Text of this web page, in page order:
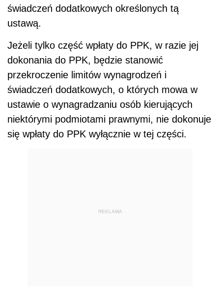
świadczeń dodatkowych określonych tą
ustawą.
Jeżeli tylko część wpłaty do PPK, w razie jej
dokonania do PPK, będzie stanowić
przekroczenie limitów wynagrodzeń i
świadczeń dodatkowych, o których mowa w
ustawie o wynagradzaniu osób kierujących
niektórymi podmiotami prawnymi, nie dokonuje
się wpłaty do PPK wyłącznie w tej części.
REKLAMA